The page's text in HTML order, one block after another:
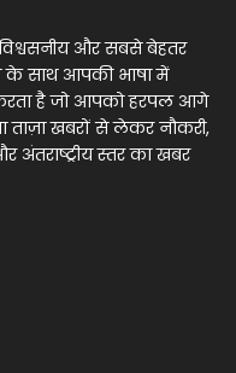
और सबसे बेहतर
के साथ आपकी भाषा में
है जो आपको हरपल आगे
खबरों से लेकर नौकरी,
अंतराष्ट्रीय स्तर का खबर